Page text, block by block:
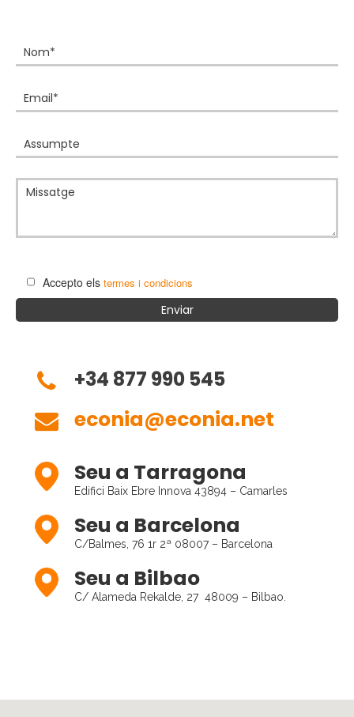
Accepto els termes i condicions
+34 877 990 545
econia@econia.net
Seu a Tarragona
Edifici Baix Ebre Innova 43894 – Camarles
Seu a Barcelona
C/Balmes, 76 1r 2ª 08007 – Barcelona
Seu a Bilbao
C/ Alameda Rekalde, 27 48009 – Bilbao.